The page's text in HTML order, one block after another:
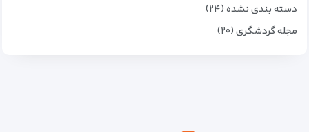
دسته بندی نشده (۲۴)
مجله گردشگری (۲۰)